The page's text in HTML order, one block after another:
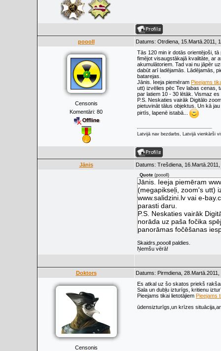
poooll Datums: Otrdiena, 15.Martā.2011,
Censonis
Komentāri: 80
Tās 120 min ir dotās orientējoši,
fimējot visaugstākajā kvalitāte, ar
akumulātoriem. Tad vai nu jāpēr
dabūt arī ladējamās. Lādējamās,
batarejas.
Jānis. Ieeja piemēram Pieejams
utt) izvēlies pēc Tev labas cenas,
par latiem 10 - 30 lētāk. Vismaz
P.S. Neskaties vairāk Digitālo
pietuvināt tālus objektus. Un kā
pirtīs, lapenē istabā...
Latvijā nav bezdarbs, Latvijā vienkārši
Jānis Datums: Trešdiena,
Quote (poooll )
Jānis. Ieeja piemēram
(megapikseļi, zoom's utt)
www.salidzini.lv vai e-
parasti daru.
P.S. Neskaties vairāk
norāda uz paša fočika
panorāmas fočēšanas
Skaidrs,poooll paldies.
Ņemšu vērā!
Doktors Datums: Pirmdiena,
Censonis
Es atkal uz šo skatos priekš
Sala un dubļu izturīgs, kritienu
Pieejams tikai lietotājiem Pieejams
ūdensizturīgs,un krīzes